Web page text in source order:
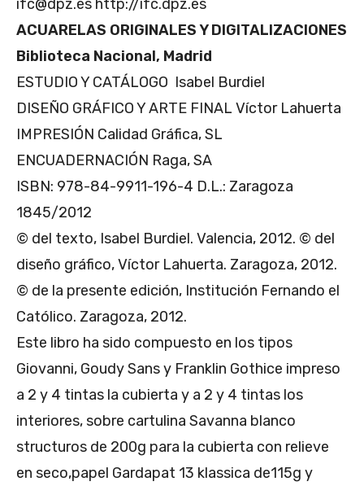
ifc@dpz.es http://ifc.dpz.es
ACUARELAS ORIGINALES Y DIGITALIZACIONES
Biblioteca Nacional, Madrid
ESTUDIO Y CATÁLOGO Isabel Burdiel
DISEÑO GRÁFICO Y ARTE FINAL Víctor Lahuerta
IMPRESIÓN Calidad Gráfica, SL
ENCUADERNACIÓN Raga, SA
ISBN: 978-84-9911-196-4 D.L.: Zaragoza
1845/2012
© del texto, Isabel Burdiel. Valencia, 2012. © del
diseño gráfico, Víctor Lahuerta. Zaragoza, 2012.
© de la presente edición, Institución Fernando el
Católico. Zaragoza, 2012.
Este libro ha sido compuesto en los tipos
Giovanni, Goudy Sans y Franklin Gothice impreso
a 2 y 4 tintas la cubierta y a 2 y 4 tintas los
interiores, sobre cartulina Savanna blanco
structuros de 200g para la cubierta con relieve
en seco,papel Gardapat 13 klassica de115g y